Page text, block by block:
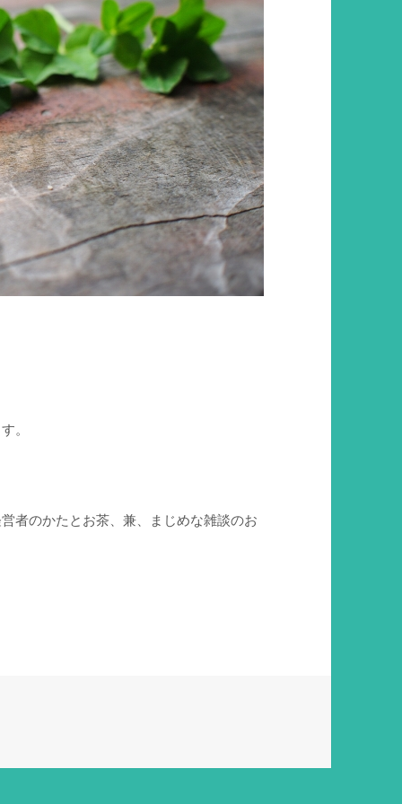
。
者のかたとお茶、兼、まじめな雑談のお